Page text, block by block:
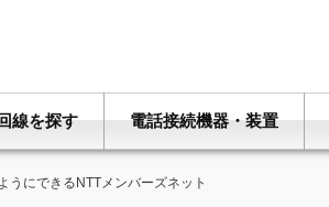
回線を探す 電話接続機器・装置
うにできるNTTメンバーズネット